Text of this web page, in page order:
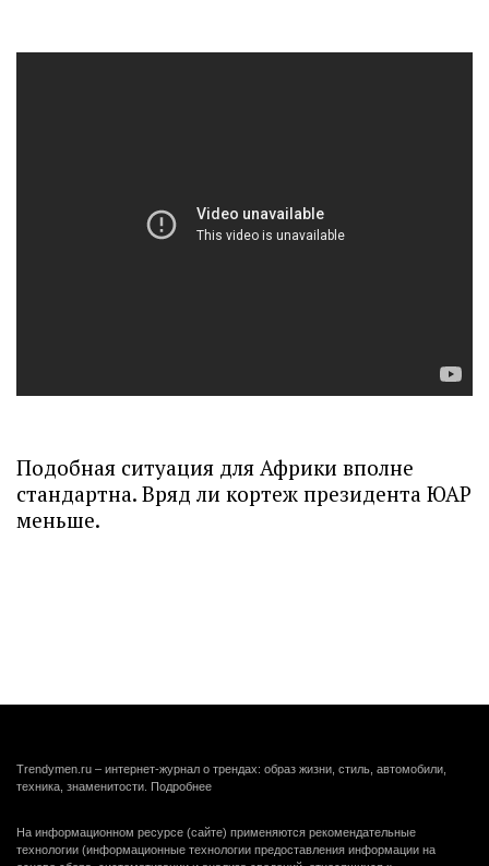
Подобная ситуация для Африки вполне
стандартна. Вряд ли кортеж президента ЮАР
меньше.
Trendymen.ru – интернет-журнал о трендах: образ жизни, стиль, автомобили,
техника, знаменитости. Подробнее
На информационном ресурсе (сайте) применяются рекомендательные
технологии (информационные технологии предоставления информации на